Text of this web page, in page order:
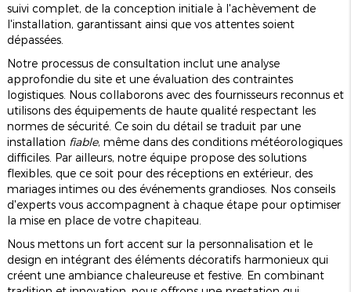
suivi complet, de la conception initiale à l'achèvement de
l'installation, garantissant ainsi que vos attentes soient
dépassées.
Notre processus de consultation inclut une analyse
approfondie du site et une évaluation des contraintes
logistiques. Nous collaborons avec des fournisseurs reconnus et
utilisons des équipements de haute qualité respectant les
normes de sécurité. Ce soin du détail se traduit par une
installation fiable, même dans des conditions météorologiques
difficiles. Par ailleurs, notre équipe propose des solutions
flexibles, que ce soit pour des réceptions en extérieur, des
mariages intimes ou des événements grandioses. Nos conseils
d'experts vous accompagnent à chaque étape pour optimiser
la mise en place de votre chapiteau.
Nous mettons un fort accent sur la personnalisation et le
design en intégrant des éléments décoratifs harmonieux qui
créent une ambiance chaleureuse et festive. En combinant